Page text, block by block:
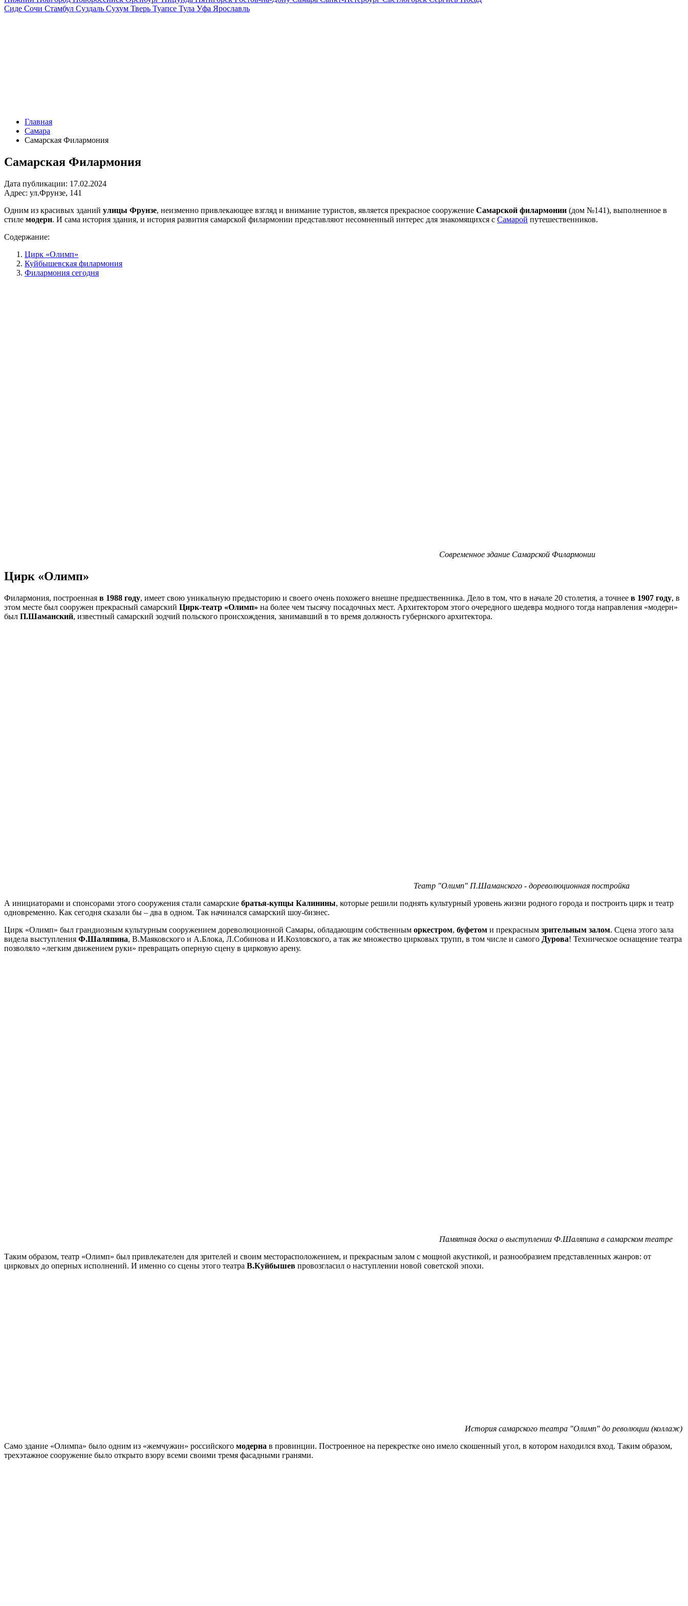
Сиде Сочи Стамбул Суздаль Сухум Тверь Туапсе Тула Уфа Ярославль
Главная
Самара
Самарская Филармония
Самарская Филармония
Дата публикации: 17.02.2024
Адрес: ул.Фрунзе, 141
Одним из красивых зданий улицы Фрунзе, неизменно привлекающее взгляд и внимание туристов, является прекрасное сооружение Самарской филармонии (дом №141), выполненное в
стиле модерн. И сама история здания, и история развития самарской филармонии представляют несомненный интерес для знакомящихся с Самарой путешественников.
Содержание:
Цирк «Олимп»
Куйбышевская филармония
Филармония сегодня
Современное здание Самарской Филармонии
Цирк «Олимп»
Филармония, построенная в 1988 году, имеет свою уникальную предысторию и своего очень похожего внешне предшественника. Дело в том, что в начале 20 столетия, а точнее в 1907 году, в
этом месте был сооружен прекрасный самарский Цирк-театр «Олимп» на более чем тысячу посадочных мест. Архитектором этого очередного шедевра модного тогда направления «модерн»
был П.Шаманский, известный самарский зодчий польского происхождения, занимавший в то время должность губернского архитектора.
Театр "Олимп" П.Шаманского - дореволюционная постройка
А инициаторами и спонсорами этого сооружения стали самарские братья-купцы Калинины, которые решили поднять культурный уровень жизни родного города и построить цирк и театр
одновременно. Как сегодня сказали бы – два в одном. Так начинался самарский шоу-бизнес.
Цирк «Олимп» был грандиозным культурным сооружением дореволюционной Самары, обладающим собственным оркестром, буфетом и прекрасным зрительным залом. Сцена этого зала
видела выступления Ф.Шаляпина, В.Маяковского и А.Блока, Л.Собинова и И.Козловского, а так же множество цирковых трупп, в том числе и самого Дурова! Техническое оснащение театра
позволяло «легким движением руки» превращать оперную сцену в цирковую арену.
Памятная доска о выступлении Ф.Шаляпина в самарском театре
Таким образом, театр «Олимп» был привлекателен для зрителей и своим месторасположением, и прекрасным залом с мощной акустикой, и разнообразием представленных жанров: от
цирковых до оперных исполнений. И именно со сцены этого театра В.Куйбышев провозгласил о наступлении новой советской эпохи.
История самарского театра "Олимп" до революции (коллаж)
Само здание «Олимпа» было одним из «жемчужин» российского модерна в провинции. Построенное на перекрестке оно имело скошенный угол, в котором находился вход. Таким образом,
трехэтажное сооружение было открыто взору всеми своими тремя фасадными гранями.